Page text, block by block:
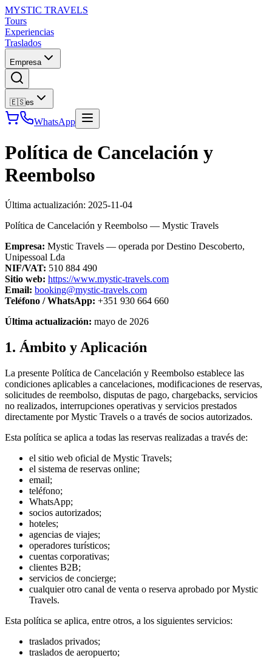
MYSTIC TRAVELS
Tours
Experiencias
Traslados
Empresa
🇪🇸es
WhatsApp
Política de Cancelación y
Reembolso
Última actualización: 2025-11-04
Política de Cancelación y Reembolso — Mystic Travels
Empresa: Mystic Travels — operada por Destino Descoberto,
Unipessoal Lda
NIF/VAT: 510 884 490
Sitio web: https://www.mystic-travels.com
Email: booking@mystic-travels.com
Teléfono / WhatsApp: +351 930 664 660
Última actualización: mayo de 2026
1. Ámbito y Aplicación
La presente Política de Cancelación y Reembolso establece las
condiciones aplicables a cancelaciones, modificaciones de reservas,
solicitudes de reembolso, disputas de pago, chargebacks, servicios
no realizados, interrupciones operativas y servicios prestados
directamente por Mystic Travels o a través de socios autorizados.
Esta política se aplica a todas las reservas realizadas a través de:
el sitio web oficial de Mystic Travels;
el sistema de reservas online;
email;
teléfono;
WhatsApp;
socios autorizados;
hoteles;
agencias de viajes;
operadores turísticos;
cuentas corporativas;
clientes B2B;
servicios de concierge;
cualquier otro canal de venta o reserva aprobado por Mystic
Travels.
Esta política se aplica, entre otros, a los siguientes servicios:
traslados privados;
traslados de aeropuerto;